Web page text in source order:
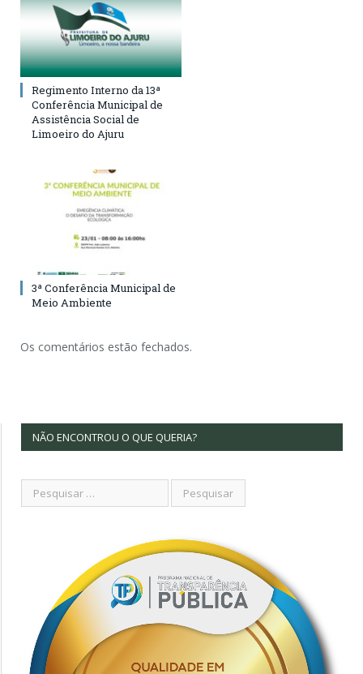
Regimento Interno da 13ª
Conferência Municipal de
Assistência Social de
Limoeiro do Ajuru
3ª Conferência Municipal de
Meio Ambiente
Os comentários estão fechados.
NÃO ENCONTROU O QUE QUERIA?